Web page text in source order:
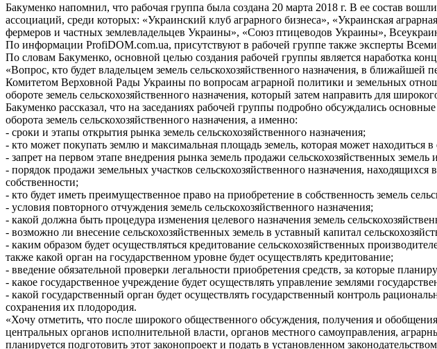
Бакуменко напомнил, что рабочая группа была создана 20 марта 2018 г. В ее состав
ассоциаций, среди которых: «Украинский клуб аграрного бизнеса», «Украинская
фермеров и частных землевладельцев Украины», «Союз птицеводов Украины»,
По информации ProfiDOM.com.ua, присутствуют в рабочей группе также эксперты
По словам Бакуменко, основной целью создания рабочей группы является наработка
«Вопрос, кто будет владельцем земель сельскохозяйственного назначения, в
Комитетом Верховной Рады Украины по вопросам аграрной политики и земельных
обороте земель сельскохозяйственного назначения, который затем направить для
Бакуменко рассказал, что на заседаниях рабочей группы подробно обсуждались
оборота земель сельскохозяйственного назначения, а именно:
- сроки и этапы открытия рынка земель сельскохозяйственного назначения;
- кто может покупать землю и максимальная площадь земель, которая может находиться
- запрет на первом этапе внедрения рынка земель продажи сельскохозяйственных
- порядок продажи земельных участков сельскохозяйственного назначения,
собственности;
- кто будет иметь преимущественное право на приобретение в собственность земель
- условия повторного отчуждения земель сельскохозяйственного назначения;
- какой должна быть процедура изменения целевого назначения земель
- возможно ли внесение сельскохозяйственных земель в уставный капитал
- каким образом будет осуществляться кредитование сельскохозяйственных
также какой орган на государственном уровне будет осуществлять кредитование;
- введение обязательной проверки легальности приобретения средств, за которые
- какое государственное учреждение будет осуществлять управление землями
- какой государственный орган будет осуществлять государственный контроль
сохранения их плодородия.
«Хочу отметить, что после широкого общественного обсуждения, получения и
центральных органов исполнительной власти, органов местного самоуправления,
планируется подготовить этот законопроект и подать в установленном